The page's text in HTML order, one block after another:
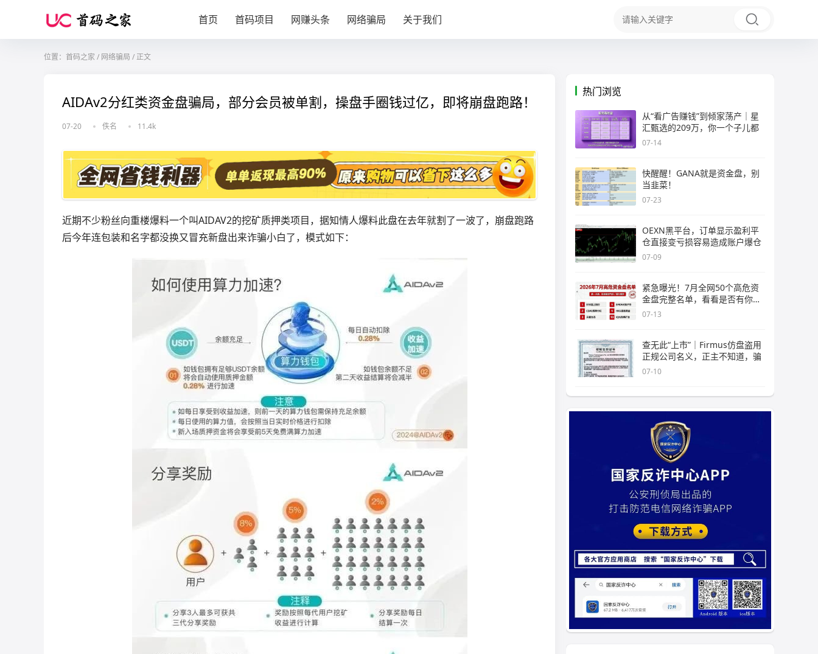
首页 首码项目 网赚头条 网络骗局 关于我们
位置： 首码之家 / 网络骗局 /正文
AIDAv2分红类资金盘骗局，部分会员被单割，操盘手圈钱过亿，即将崩盘跑路！
07-20 佚名 11.4k
近期不少粉丝向重楼爆料一个叫AIDAV2的挖矿质押类项目，据知情人爆料此盘在去年就割了一波了，崩盘跑路
后今年连包装和名字都没换又冒充新盘出来诈骗小白了，模式如下：
热门浏览
从“看广告赚钱”到倾家荡产｜星
汇甄选的209万，你一个子儿都
07-14
快醒醒！GANA就是资金盘，别
当韭菜！
07-23
OEXN黑平台，订单显示盈利平
仓直接变亏损容易造成账户爆仓
07-09
紧急曝光！7月全网50个高危资
金盘完整名单，看看是否有你正
在
07-13
查无此“上市”｜Firmus仿盘盗用
正规公司名义，正主不知道，骗
07-10